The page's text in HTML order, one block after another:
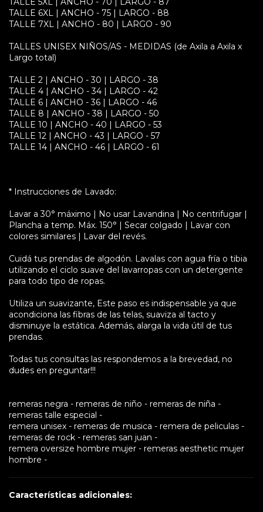
TALLE 6XL | ANCHO - 75 | LARGO - 88
TALLE 7XL | ANCHO - 80 | LARGO - 90
TALLES UNISEX NIÑOS/AS - MEDIDAS (de Axila a Axila x
Largo total)
TALLE 2 | ANCHO - 30 | LARGO - 38
TALLE 4 | ANCHO - 34 | LARGO - 42
TALLE 6 | ANCHO - 36 | LARGO - 46
TALLE 8 | ANCHO - 38 | LARGO - 50
TALLE 10 | ANCHO - 40 | LARGO - 53
TALLE 12 | ANCHO - 43 | LARGO - 57
TALLE 14 | ANCHO - 46 | LARGO - 61
* Instrucciones de Lavado:
Lavar a 30° máximo | No usar Lavandina | No centrifugar |
Plancha a temp. Máx. 150° | Secar colgado | Lavar con
colores similares | Lavar del revés.
Cuidá tus prendas de algodón. Lavalas con agua fría o tibia
utilizando el ciclo suave del lavarropas con un detergente
para todo tipo de ropas.
Utiliza un suavizante, Este paso es indispensable ya que
acondiciona las fibras de las telas, suaviza al tacto y
disminuye la estática. Además, alarga la vida útil de tus
prendas.
Todas tus consultas las respondemos a la brevedad, no
dudes en preguntar!!!
remeras negra - remeras de niño - remeras de niña -
remeras talle especial -
remera unisex - remeras de musica - remera de peliculas -
remeras de rock - remeras san juan -
remera oversize hombre mujer - remeras aesthetic mujer
hombre -
Características adicionales: